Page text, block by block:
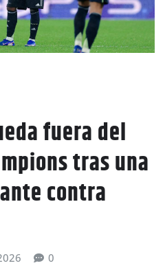
fuera del
tras una
contra
0